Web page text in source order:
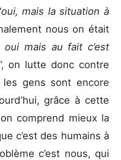
oui, mais la situation à
nous on était
oui mais au fait c’est
on lutte donc contre
gens sont encore
grâce à cette
comprend mieux la
c’est des humains à
c’est nous, qui